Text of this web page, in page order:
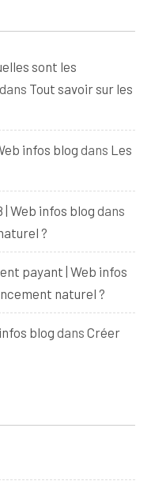
sont les
dans Tout savoir sur les
infos blog dans Les
| Web infos blog dans
?
payant | Web infos
naturel ?
blog dans Créer